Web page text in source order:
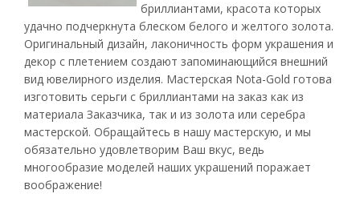
бриллиантами, красота которых
удачно подчеркнута блеском белого и желтого золота.
Оригинальный дизайн, лаконичность форм украшения и
декор с плетением создают запоминающийся внешний
вид ювелирного изделия. Мастерская Nota-Gold готова
изготовить серьги с бриллиантами на заказ как из
материала Заказчика, так и из золота или серебра
мастерской. Обращайтесь в нашу мастерскую, и мы
обязательно удовлетворим Ваш вкус, ведь
многообразие моделей наших украшений поражает
воображение!